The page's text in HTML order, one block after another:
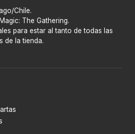
Chile.
The Gathering.
para estar al tanto de todas las
de la tienda.